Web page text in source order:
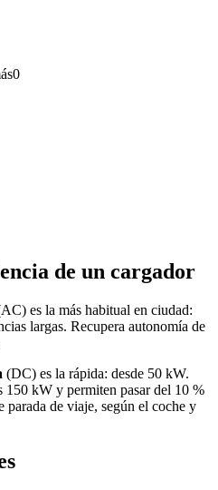
0
de un cargador
es la más habitual en ciudad:
largas. Recupera autonomía de
(DC) es la rápida: desde 50 kW.
150 kW y permiten pasar del 10 %
parada de viaje, según el coche y